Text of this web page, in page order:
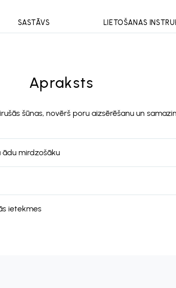
SASTĀVS LIETOŠANAS
Apraksts
šūnas, novērš poru aizsērēšanu un
mirdzošāku
ietekmes